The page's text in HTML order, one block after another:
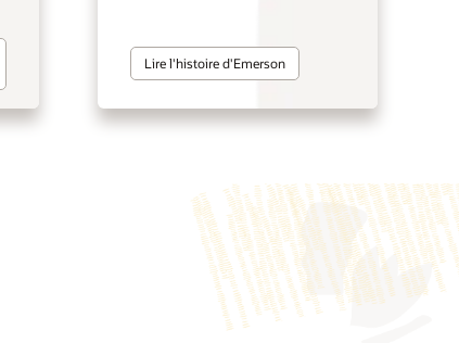
Lire l'histoire d'Emerson